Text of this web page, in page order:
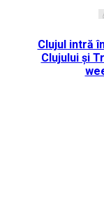
Clujul intră
Clujului și